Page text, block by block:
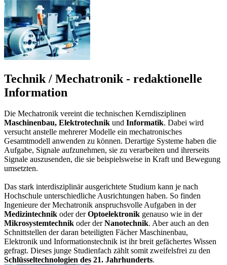
Technik / Mechatronik - redaktionelle
Information
Die Mechatronik vereint die technischen Kerndisziplinen
Maschinenbau, Elektrotechnik und Informatik. Dabei wird
versucht anstelle mehrerer Modelle ein mechatronisches
Gesamtmodell anwenden zu können. Derartige Systeme haben die
Aufgabe, Signale aufzunehmen, sie zu verarbeiten und ihrerseits
Signale auszusenden, die sie beispielsweise in Kraft und Bewegung
umsetzten.
Das stark interdisziplinär ausgerichtete Studium kann je nach
Hochschule unterschiedliche Ausrichtungen haben. So finden
Ingenieure der Mechatronik anspruchsvolle Aufgaben in der
Medizintechnik oder derOptoelektronik genauso wie in der
Mikrosystemtechnik oder derNanotechnik. Aber auch an den
Schnittstellen der daran beteiligten Fächer Maschinenbau,
Elektronik und Informationstechnik ist ihr breit gefächertes Wissen
gefragt. Dieses junge Studienfach zählt somit zweifelsfrei zu den
Schlüsseltechnologien des 21. Jahrhunderts.